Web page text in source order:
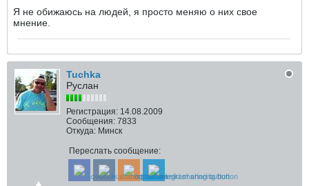
Я не обижаюсь на людей, я просто меняю о них свое
мнение.
Tuchka
Руслан
Регистрация: 14.08.2009
Сообщения: 7833
Откуда: Минск
Переслать сообщение: